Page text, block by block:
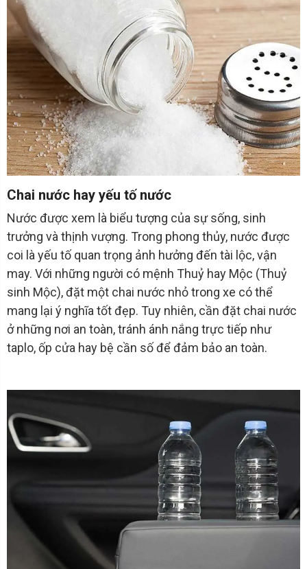
Chai nước hay yếu tố nước
Nước được xem là biểu tượng của sự sống, sinh
trưởng và thịnh vượng. Trong phong thủy, nước được
coi là yếu tố quan trọng ảnh hưởng đến tài lộc, vận
may. Với những người có mệnh Thuỷ hay Mộc (Thuỷ
sinh Mộc), đặt một chai nước nhỏ trong xe có thể
mang lại ý nghĩa tốt đẹp. Tuy nhiên, cần đặt chai nước
ở những nơi an toàn, tránh ánh nắng trực tiếp như
taplo, ốp cửa hay bệ cần số để đảm bảo an toàn.